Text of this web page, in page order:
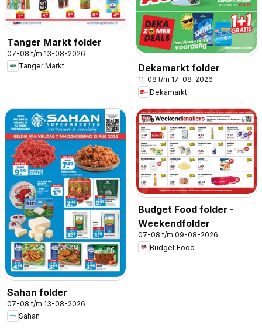
Tanger Markt folder
07-08 t/m 13-08-2026
Tanger Markt
Dekamarkt folder
11-08 t/m 17-08-2026
Dekamarkt
Sahan folder
07-08 t/m 13-08-2026
Sahan
Budget Food folder -
Weekendfolder
07-08 t/m 09-08-2026
Budget Food